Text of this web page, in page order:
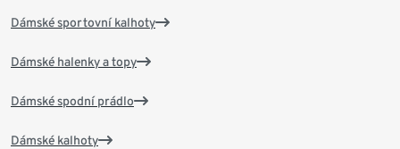
Dámské sportovní kalhoty
Dámské halenky a topy
Dámské spodní prádlo
Dámské kalhoty